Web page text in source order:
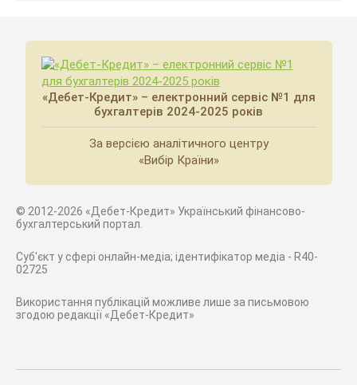
«Дебет-Кредит» – електронний сервіс №1 для
бухгалтерів 2024-2025 років
За версією аналітичного центру
«Вибір Країни»
© 2012-2026 «Дебет-Кредит» Український фінансово-
бухгалтерський портал.
Суб'єкт у сфері онлайн-медіа; ідентифікатор медіа - R40-
02725
Використання публікацій можливе лише за письмовою
згодою редакції «Дебет-Кредит»